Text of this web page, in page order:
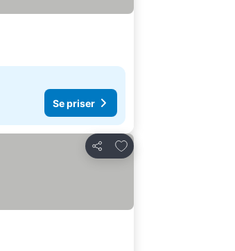
Se priser
Dela
Lägg till i Mina Favoriter